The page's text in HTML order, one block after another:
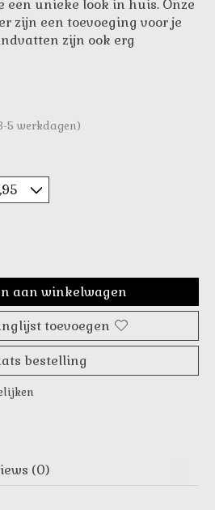
een unieke look in huis. Onze
zijn een toevoeging voor je
zijn ook erg
product is
5 werkdagen)
aan winkelwagen
toevoegen
bestelling
(0)